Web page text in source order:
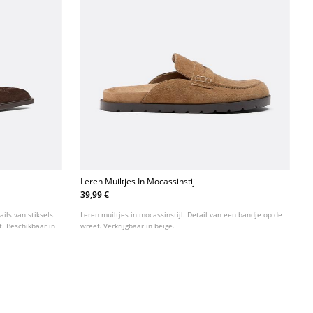
van stiksels.
Beschikbaar in
Leren Muiltjes In Mocassinstijl
39,99 €
Leren muiltjes in mocassinstijl. Detail van een bandje op de
wreef. Verkrijgbaar in beige.